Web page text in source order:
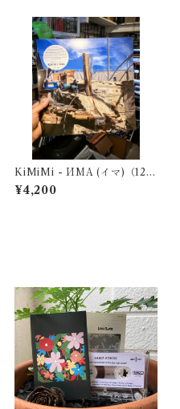
KiMiMi - ИМА (イマ)（12'v
inyl）
¥4,200